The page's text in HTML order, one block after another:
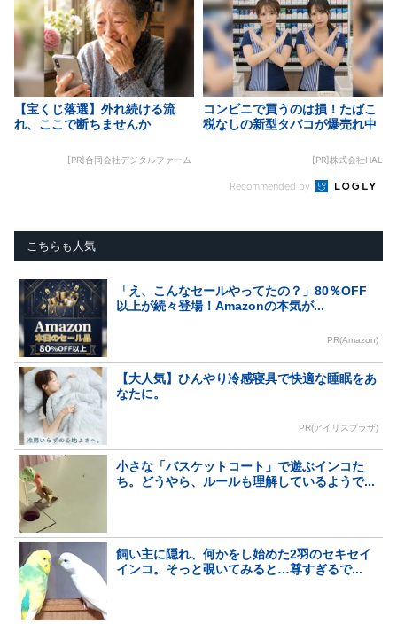
【宝くじ落選】外れ続ける流
れ、ここで断ちませんか
[PR]合同会社デジタルファーム
コンビニで買うのは損！たばこ
税なしの新型タバコが爆売れ中
[PR]株式会社HAL
Recommended by
こちらも人気
「え、こんなセールやってたの？」80％OFF
以上が続々登場！Amazonの本気が...
PR(Amazon)
【大人気】ひんやり冷感寝具で快適な睡眠をあ
なたに。
PR(アイリスプラザ)
小さな「バスケットコート」で遊ぶインコた
ち。どうやら、ルールも理解しているようで...
飼い主に隠れ、何かをし始めた2羽のセキセイ
インコ。そっと覗いてみると…尊すぎるで...